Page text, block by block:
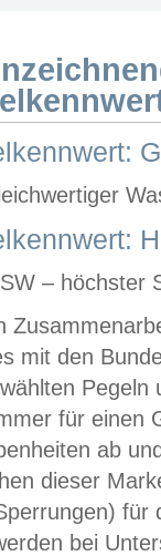
– höchster
mit den
für einen
ab
dieser
für
bei